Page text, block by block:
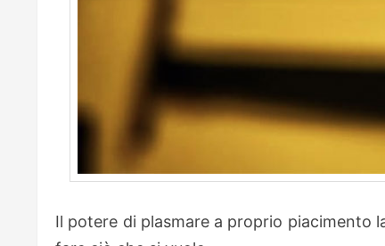
Il potere di plasmare a proprio piacimento